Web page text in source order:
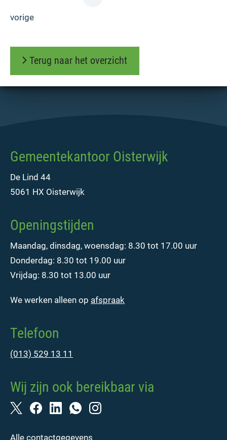
vorige
Terug naar het overzicht
Gemeentekantoor Oisterwijk
De Lind 44
5061 HX Oisterwijk
Openingstijden
Maandag, dinsdag, woensdag: 8.30 tot 17.00 uur
Donderdag: 8.30 tot 19.00 uur
Vrijdag: 8.30 tot 13.00 uur
We werken alleen op afspraak
Telefoon
(013) 529 13 11
Wij zijn ook bereikbaar via
Alle contactgegevens